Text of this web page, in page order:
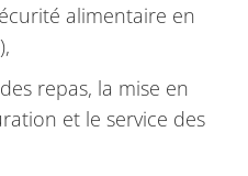
alimentaire en
repas, la mise en
et le service des